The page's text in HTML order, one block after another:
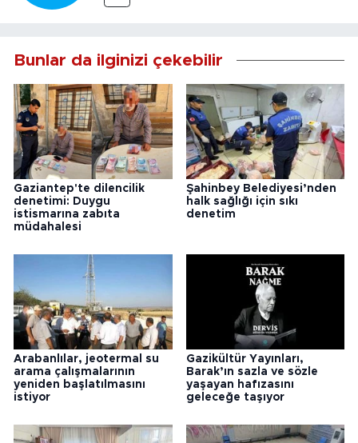
Bunlar da ilginizi çekebilir
Gaziantep'te dilencilik
denetimi: Duygu
istismarına zabıta
müdahalesi
Şahinbey Belediyesi’nden
halk sağlığı için sıkı
denetim
Arabanlılar, jeotermal su
arama çalışmalarının
yeniden başlatılmasını
istiyor
Gazikültür Yayınları,
Barak’ın sazla ve sözle
yaşayan hafızasını
geleceğe taşıyor